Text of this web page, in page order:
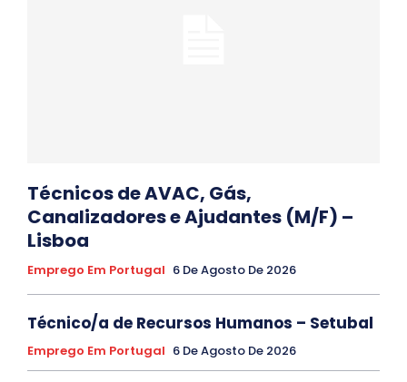
Técnicos de AVAC, Gás,
Canalizadores e Ajudantes (M/F) –
Lisboa
Emprego Em Portugal 6 De Agosto De 2026
Técnico/a de Recursos Humanos – Setubal
Emprego Em Portugal 6 De Agosto De 2026